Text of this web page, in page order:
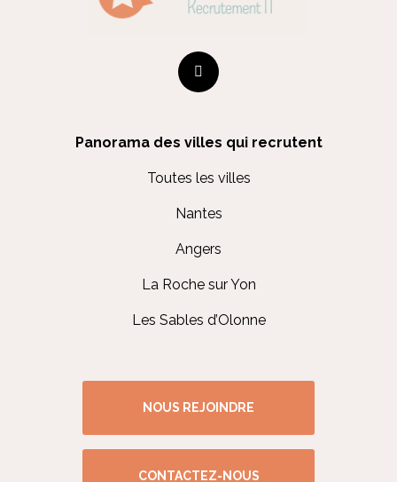
Panorama des villes qui recrutent
Toutes les villes
Nantes
Angers
La Roche sur Yon
Les Sables d’Olonne
NOUS REJOINDRE
CONTACTEZ-NOUS